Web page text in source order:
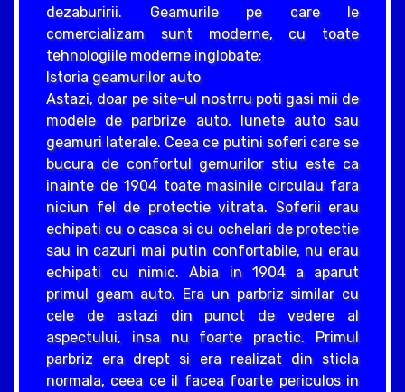
dezaburirii. Geamurile pe care le
comercializam sunt moderne, cu toate
tehnologiile moderne inglobate;
Istoria geamurilor auto
Astazi, doar pe site-ul nostrru poti gasi mii de
modele de parbrize auto, lunete auto sau
geamuri laterale. Ceea ce putini soferi care se
bucura de confortul gemurilor stiu este ca
inainte de 1904 toate masinile circulau fara
niciun fel de protectie vitrata. Soferii erau
echipati cu o casca si cu ochelari de protectie
sau in cazuri mai putin confortabile, nu erau
echipati cu nimic. Abia in 1904 a aparut
primul geam auto. Era un parbriz similar cu
cele de astazi din punct de vedere al
aspectului, insa nu foarte practic. Primul
parbriz era drept si era realizat din sticla
normala, ceea ce il facea foarte periculos in